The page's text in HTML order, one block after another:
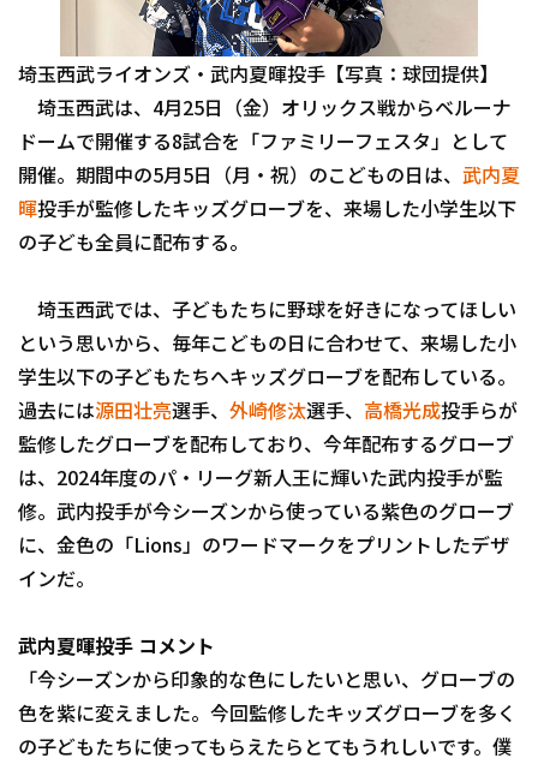
ファーム東地区
ファーム中地区
ファーム西地区
交流戦
選手名鑑
選手名鑑トップ
北海道日本ハムファイターズ
東北楽天ゴールデンイーグルス
千葉ロッテマリーンズ
オリックス・バファローズ
福岡ソフトバンクホークス
ニュース
設定
埼玉西武ライオンズ・武内夏暉投手【写真：球団提供】
埼玉西武は、4月25日（金）オリックス戦からベルーナ
ドームで開催する8試合を「ファミリーフェスタ」として
開催。期間中の5月5日（月・祝）のこどもの日は、 武内夏
暉投手が監修したキッズグローブを、来場した小学生以下
の子ども全員に配布する。
埼玉西武では、子どもたちに野球を好きになってほしい
という思いから、毎年こどもの日に合わせて、来場した小
学生以下の子どもたちへキッズグローブを配布している。
過去には源田壮亮選手、 外崎修汰選手、 高橋光成投手らが
監修したグローブを配布しており、今年配布するグローブ
は、2024年度のパ・リーグ新人王に輝いた武内投手が監
修。武内投手が今シーズンから使っている紫色のグローブ
に、金色の「Lions」のワードマークをプリントしたデザ
インだ。
武内夏暉投手 コメント
「今シーズンから印象的な色にしたいと思い、グローブの
色を紫に変えました。今回監修したキッズグローブを多く
の子どもたちに使ってもらえたらとてもうれしいです。僕